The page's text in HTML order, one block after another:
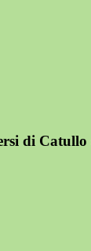
di Catullo